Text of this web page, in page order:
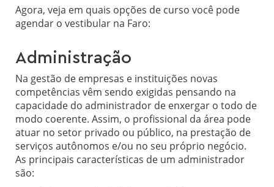
Agora, veja em quais opções de curso você pode
agendar o vestibular na Faro:
Administração
Na gestão de empresas e instituições novas
competências vêm sendo exigidas pensando na
capacidade do administrador de enxergar o todo de
modo coerente. Assim, o profissional da área pode
atuar no setor privado ou público, na prestação de
serviços autônomos e/ou no seu próprio negócio.
As principais características de um administrador
são: